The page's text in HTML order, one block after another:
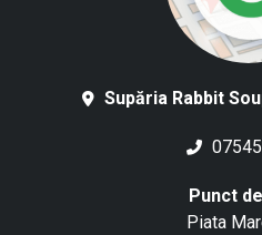
Supăria Rabbit
Punct
Piata